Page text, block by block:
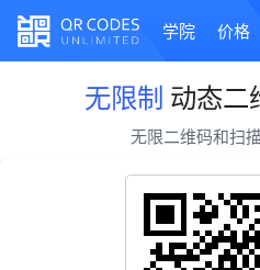
学院 价格
无限制 动态二
无限二维码和扫